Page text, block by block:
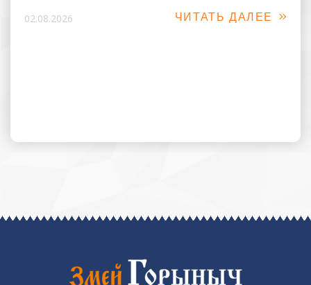
02.08.2026 ЧИТАТЬ ДАЛЕЕ